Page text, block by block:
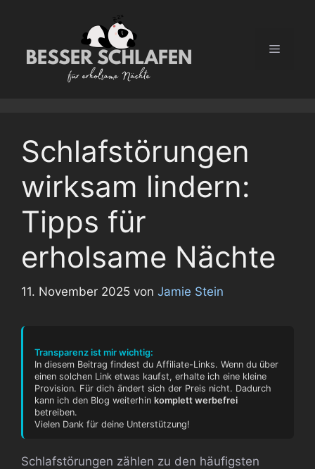
Menü
Schlafstörungen
wirksam lindern:
Tipps für
erholsame Nächte
11. November 2025 von Jamie Stein
Transparenz ist mir wichtig:
In diesem Beitrag findest du Affiliate-Links. Wenn du über
einen solchen Link etwas kaufst, erhalte ich eine kleine
Provision. Für dich ändert sich der Preis nicht. Dadurch
kann ich den Blog weiterhin komplett werbefrei
betreiben.
Vielen Dank für deine Unterstützung!
Schlafstörungen zählen zu den häufigsten